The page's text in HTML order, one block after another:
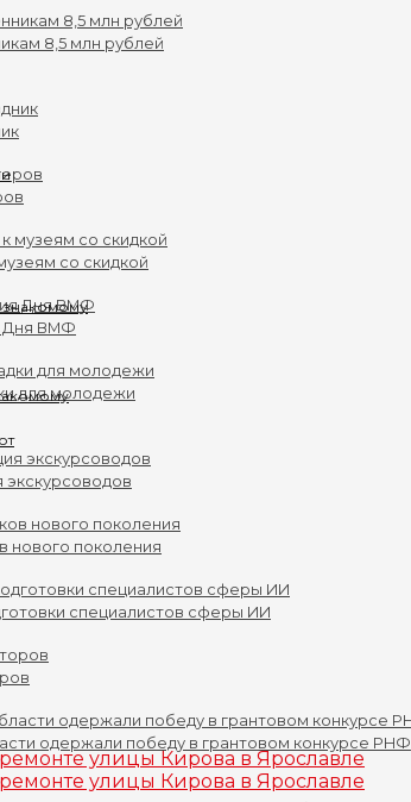
8,5 млн рублей
со скидкой
Дня ВМФ
для молодежи
экскурсоводов
нового поколения
специалистов сферы ИИ
одержали победу в грантовом конкурсе РНФ